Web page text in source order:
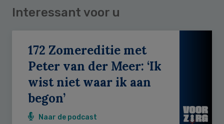
Interessant voor u
172 Zomereditie met
Peter van der Meer: ‘Ik
wist niet waar ik aan
begon’
Naar de podcast